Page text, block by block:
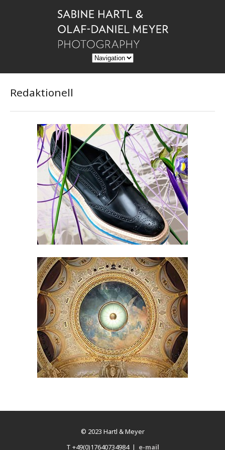
Redaktionell
© 2023 Hartl & Meyer
T +49(0)17640734984 | e-mail